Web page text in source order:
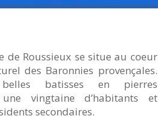
de Roussieux se situe au coeur
des Baronnies provençales.
belles batisses en pierres
vingtaine d’habitants et
secondaires.